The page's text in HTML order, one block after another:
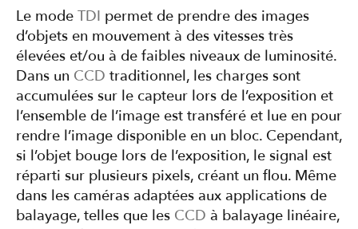
Le mode TDI permet de prendre des images
d’objets en mouvement à des vitesses très
élevées et/ou à de faibles niveaux de luminosité.
Dans un CCD traditionnel, les charges sont
accumulées sur le capteur lors de l’exposition et
l’ensemble de l’image est transféré et lue en pour
rendre l’image disponible en un bloc. Cependant,
si l’objet bouge lors de l’exposition, le signal est
réparti sur plusieurs pixels, créant un flou. Même
dans les caméras adaptées aux applications de
balayage, telles que les CCD à balayage linéaire,